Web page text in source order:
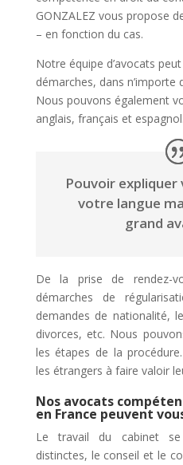
GONZALEZ vous propose
– en fonction du cas.
Notre équipe d’avocats
démarches, dans n’importe
Nous pouvons également
anglais, français et espagnol.
Pouvoir expliquer
votre langue
grand
De la prise de rendez-
démarches de
demandes de nationalité,
divorces, etc. Nous
les étapes de la
les étrangers à faire valoir
Nos avocats
en France peuvent
Le travail du cabinet
distinctes, le conseil et le